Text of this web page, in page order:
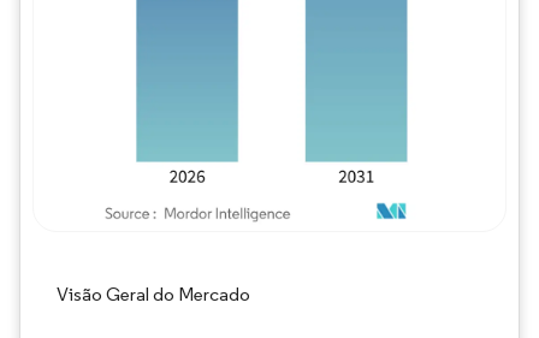
Visão Geral do Mercado